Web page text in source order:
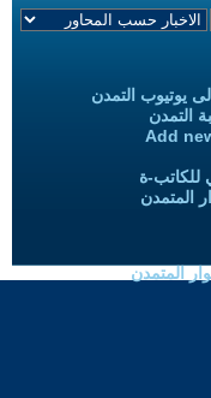
يوتيوب التمدن
التمدن
Add
للكاتب-ة
المتمدن
المتمدن